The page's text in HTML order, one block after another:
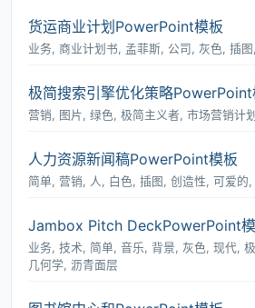
货运商业计划PowerPoint模板
业务, 商业计划书, 孟菲斯, 公司, 灰色, 插
极简搜索引擎优化策略PowerPoint
营销, 图片, 绿色, 极简主义者, 市场营销计划
人力资源新闻稿PowerPoint模板
简单, 营销, 人, 白色, 插图, 创造性, 可爱的,
Jambox Pitch DeckPowerPoint
业务, 技术, 简单, 音乐, 背景, 灰色, 现代,
几何学, 沥青面层